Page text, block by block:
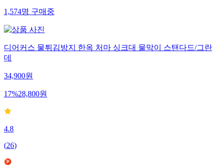
1,574명구매중
디어커스 물튀김방지 한옥 처마 싱크대 물막이 스탠다드/그란
데
34,900원
17%28,800원
4.8
(26)